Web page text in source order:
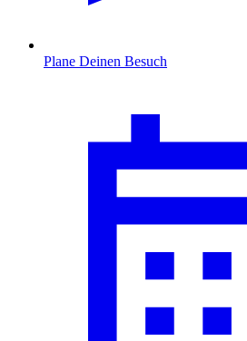
Plane Deinen Besuch